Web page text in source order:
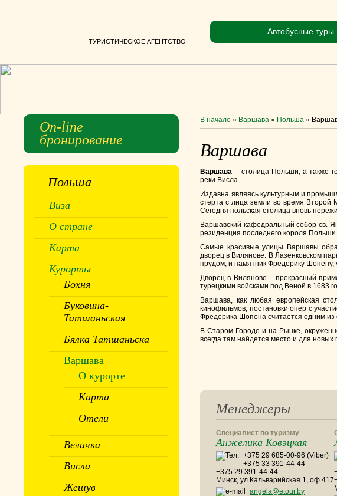
ТУРИСТИЧЕСКОЕ АГЕНТСТВО
Автобусные туры
В начало » Варшава » Польша »
Варшава
Варшава – столица Польши, а также
реки Висла.
Издавна являясь культурным и
стерта с лица земли во время Второй
Сегодня польская столица вновь
Варшавский кафедральный собор св.
резиденция последнего короля Польши.
Самые красивые улицы Варшавы
дворец в Вилянове. В Лазенковском
прудом, и памятник Фредерику Шопену,
Дворец в Вилянове – прекрасный
турецкими войсками под Веной в 1683
Варшава, как любая европейская
кинофильмов, постановки опер с
Фредерика Шопена считается одним
В Старом Городе и на Рынке,
всегда там найдется место и для
Менеджеры
Специалист по туризму
Анжелика Ковэцкая
+375 29 685-00-96 (Viber)
+375 33 391-44-44
+375 29 391-44-44
Минск, ул.Кальварийская 1, оф.417
angela@etour.by
On-line
бронирование
Польша
Виза
О стране
Карта
Курорты
Бохня
Буковина-
Татшаньская
Бялка Татшаньска
Варшава
О курорте
Карта
Отели
Величка
Висла
Жешув